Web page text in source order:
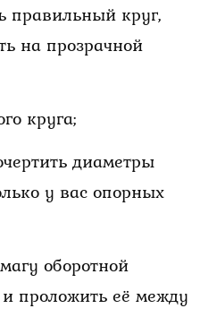
правильный круг,
на прозрачной
круга;
диаметры
у вас опорных
оборотной
проложить её между